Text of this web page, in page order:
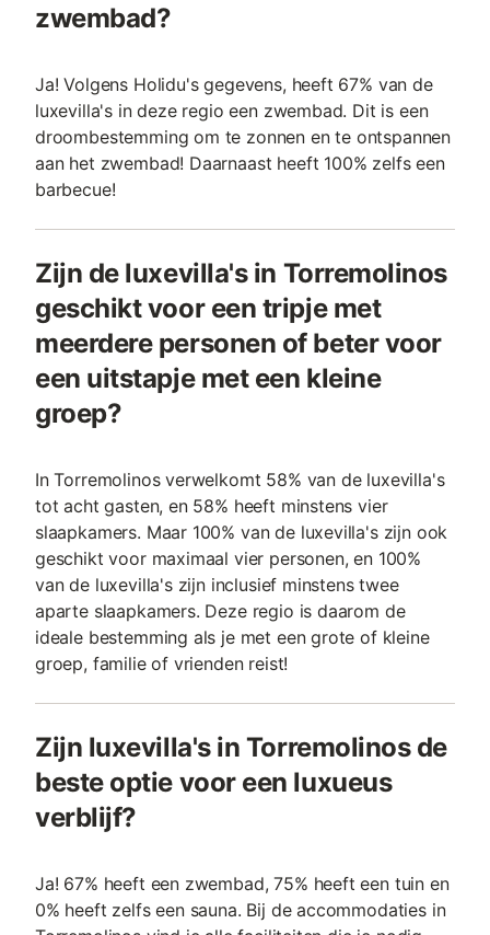
zwembad?
Ja! Volgens Holidu's gegevens, heeft 67% van de
luxevilla's in deze regio een zwembad. Dit is een
droombestemming om te zonnen en te ontspannen
aan het zwembad! Daarnaast heeft 100% zelfs een
barbecue!
Zijn de luxevilla's in Torremolinos
geschikt voor een tripje met
meerdere personen of beter voor
een uitstapje met een kleine
groep?
In Torremolinos verwelkomt 58% van de luxevilla's
tot acht gasten, en 58% heeft minstens vier
slaapkamers. Maar 100% van de luxevilla's zijn ook
geschikt voor maximaal vier personen, en 100%
van de luxevilla's zijn inclusief minstens twee
aparte slaapkamers. Deze regio is daarom de
ideale bestemming als je met een grote of kleine
groep, familie of vrienden reist!
Zijn luxevilla's in Torremolinos de
beste optie voor een luxueus
verblijf?
Ja! 67% heeft een zwembad, 75% heeft een tuin en
0% heeft zelfs een sauna. Bij de accommodaties in